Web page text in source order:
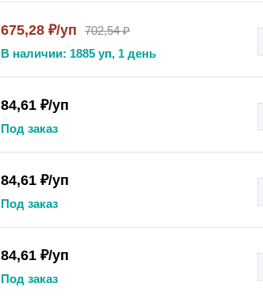
675,28 ₽/уп
702,54 ₽
В наличии: 1885 уп, 1 день
84,61 ₽/уп
Под заказ
84,61 ₽/уп
Под заказ
84,61 ₽/уп
Под заказ